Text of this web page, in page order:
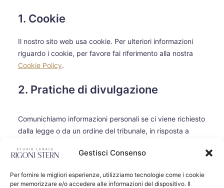
Gestisci Consenso
Per fornire le migliori esperienze, utilizziamo tecnologie come i cookie
per memorizzare e/o accedere alle informazioni del dispositivo. Il
1. Cookie
Il nostro sito web usa cookie. Per ulteriori informazioni
riguardo i cookie, per favore fai riferimento alla nostra
Cookie Policy.
2. Pratiche di divulgazione
Comunichiamo informazioni personali se ci viene richiesto
dalla legge o da un ordine del tribunale, in risposta a
misura consentita da altre disposizioni di legge, per
relativa alla sicurezza pubblica.